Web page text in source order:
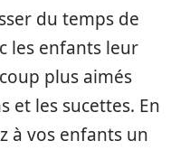
du temps de
les enfants leur
plus aimés
et les sucettes. En
à vos enfants un